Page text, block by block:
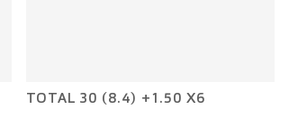
TOTAL 30 (8.4) +1.50 X6